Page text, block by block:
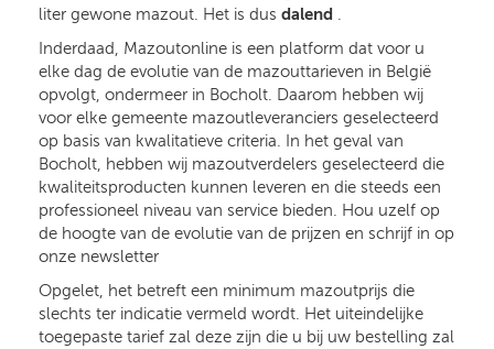
liter gewone mazout. Het is dus dalend .
Inderdaad, Mazoutonline is een platform dat voor u
elke dag de evolutie van de mazouttarieven in België
opvolgt, ondermeer in Bocholt. Daarom hebben wij
voor elke gemeente mazoutleveranciers geselecteerd
op basis van kwalitatieve criteria. In het geval van
Bocholt, hebben wij mazoutverdelers geselecteerd die
kwaliteitsproducten kunnen leveren en die steeds een
professioneel niveau van service bieden. Hou uzelf op
de hoogte van de evolutie van de prijzen en schrijf in op
onze newsletter
Opgelet, het betreft een minimum mazoutprijs die
slechts ter indicatie vermeld wordt. Het uiteindelijke
toegepaste tarief zal deze zijn die u bij uw bestelling zal